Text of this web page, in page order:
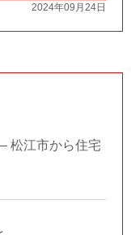
2024年09月24日
松江市から住宅